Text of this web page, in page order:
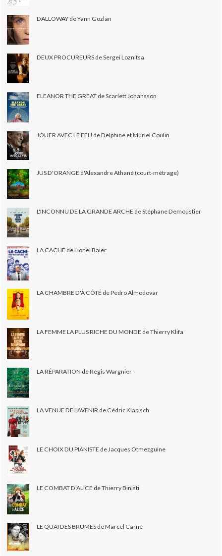
DALLOWAY de Yann Gozlan
DEUX PROCUREURS de Sergei Loznitsa
ELEANOR THE GREAT de Scarlett Johansson
JOUER AVEC LE FEU de Delphine et Muriel Coulin
JUS D'ORANGE d'Alexandre Athané (court-métrage)
L'INCONNU DE LA GRANDE ARCHE de Stéphane Demoustier
LA CACHE de Lionel Baier
LA CHAMBRE D'À CÔTÉ de Pedro Almodovar
LA FEMME LA PLUS RICHE DU MONDE de Thierry Klifa
LA RÉPARATION de Régis Wargnier
LA VENUE DE L'AVENIR de Cédric Klapisch
LE CHOIX DU PIANISTE de Jacques Otmezguine
LE COMBAT D'ALICE de Thierry Binisti
LE QUAI DES BRUMES de Marcel Carné